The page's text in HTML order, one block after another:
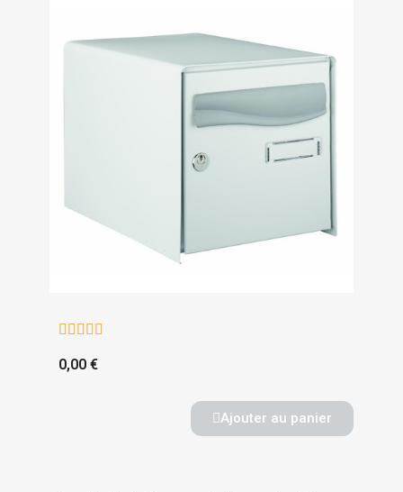
    
0,00 €
Ajouter au panier